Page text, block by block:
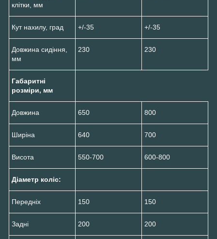
клітки, мм
Кут нахилу, град +/-35 +/-35
Довжина сидіння,
мм
230 230
Габаритні
розміри, мм
Довжина 650 800
Ширіна 640 700
Висота 550-700 600-800
Діаметр коліс:
Передніх 150 150
Задні 200 200